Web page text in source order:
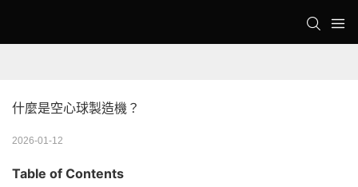
什麼是空心球製造機？
2026-01-12
Table of Contents